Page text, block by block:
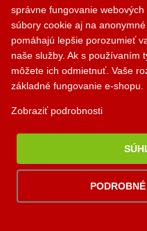
Kontakty
PALOMINO KRBY, s.r.o.
Komjatná 210
0948 949 949
správne fungovanie
súbory cookie aj na
pomáhajú lepšie porozumieť
naše služby. Ak s používaním
môžete ich odmietnuť. Vaše
základné fungovanie e-shopu.
Zobraziť podrobnosti
Krbík
Inteligentný krbový